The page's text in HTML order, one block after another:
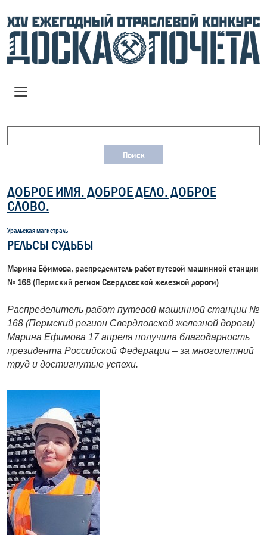
ДОБРОЕ ИМЯ. ДОБРОЕ ДЕЛО. ДОБРОЕ
СЛОВО.
Уральская магистраль
РЕЛЬСЫ СУДЬБЫ
Марина Ефимова, распределитель работ путевой машинной станции
№ 168 (Пермский регион Свердловской железной дороги)
Распределитель работ путевой машинной станции №
168 (Пермский регион Свердловской железной дороги)
Марина Ефимова 17 апреля получила благодарность
президента Российской Федерации – за многолетний
труд и достигнутые успехи.